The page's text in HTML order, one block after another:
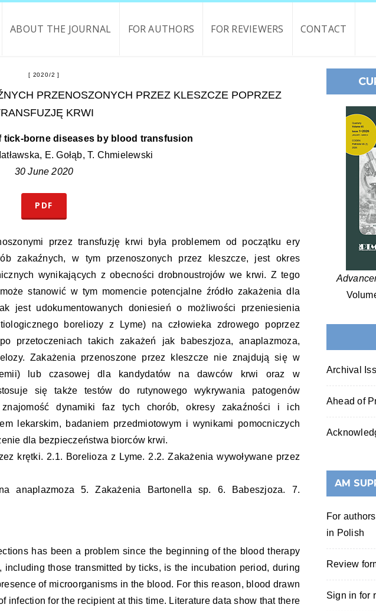
ABOUT THE JOURNAL FOR AUTHORS FOR REVIEWERS CONTACT
2020/2
PRZENOSZONYCH PRZEZ KLESZCZE POPRZEZ
KRWI
tick-borne diseases by blood transfusion
E. Gołąb, T. Chmielewski
30 June 2020
PDF
przez transfuzję krwi była problemem od początku ery
zakaźnych, w tym przenoszonych przez kleszcze, jest okres
wynikających z obecności drobnoustrojów we krwi. Z tego
stanowić w tym momencie potencjalne źródło zakażenia dla
jest udokumentowanych doniesień o możliwości przeniesienia
boreliozy z Lyme) na człowieka zdrowego poprzez
przetoczeniach takich zakażeń jak babeszjoza, anaplazmoza,
Zakażenia przenoszone przez kleszcze nie znajdują się w
lub czasowej dla kandydatów na dawców krwi oraz w
się także testów do rutynowego wykrywania patogenów
dynamiki faz tych chorób, okresy zakaźności i ich
lekarskim, badaniem przedmiotowym i wynikami pomocniczych
dla bezpieczeństwa biorców krwi.
krętki. 2.1. Borelioza z Lyme. 2.2. Zakażenia wywoływane przez
anaplazmoza 5. Zakażenia Bartonella sp. 6. Babeszjoza. 7.
has been a problem since the beginning of the blood therapy
those transmitted by ticks, is the incubation period, during
of microorganisms in the blood. For this reason, blood drawn
infection for the recipient at this time. Literature data show that there
Archival
Ahead of
AM
For
in Polish
Review
Sign in for